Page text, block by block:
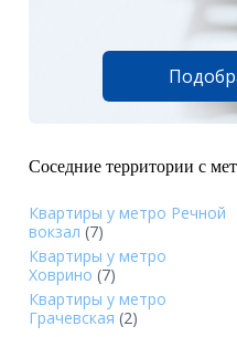
Соседние территории с
Квартиры у метро Речной
вокзал (7)
Квартиры у метро
Ховрино (7)
Квартиры у метро
Грачевская (2)